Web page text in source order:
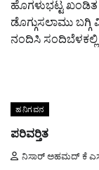
ಹೊಗಳುಭಟ್ಟ
ಡೊಗ್ಗುಸಲಾಮು
ನಂದಿಸಿ
ಹನಿಗವನ
ಪರಿವರ್‍ತಿತ
ನಿಸಾರ್ ಅಹಮದ್ ಕೆ